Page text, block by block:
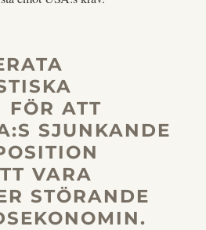
FÖR ATT
SJUNKANDE
VARA
STÖRANDE